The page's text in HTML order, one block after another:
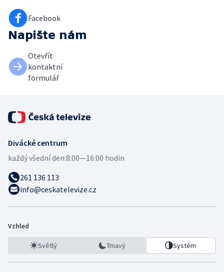
Facebook
Napište nám
Otevřít
kontaktní
formulář
Divácké centrum
každý všední den:8:00—16:00 hodin
261 136 113
info@ceskatelevize.cz
Vzhled
Světlý Tmavý Systém